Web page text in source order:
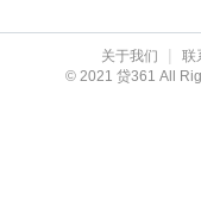
关于我们 |
联
© 2021 贷361 All